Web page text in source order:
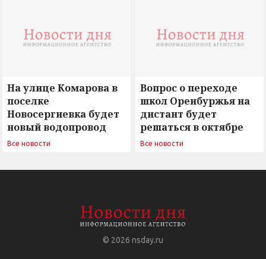
На улице Комарова в
поселке
Новосергиевка будет
новый водопровод
Все новости
Вопрос о переходе
школ Оренбуржья на
дистант будет
решаться в октябре
Все новости
© 2026 nsday.ru